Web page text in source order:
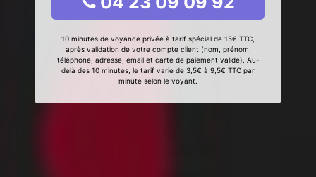
10 minutes de voyance privée à tarif spécial de 15€ TTC,
après validation de votre compte client (nom, prénom,
téléphone, adresse, email et carte de paiement valide). Au-
delà des 10 minutes, le tarif varie de 3,5€ à 9,5€ TTC par
minute selon le voyant.